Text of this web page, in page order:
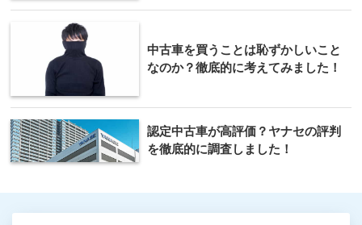
中古車を買うことは恥ずかしいこと
なのか？徹底的に考えてみました！
認定中古車が高評価？ヤナセの評判
を徹底的に調査しました！